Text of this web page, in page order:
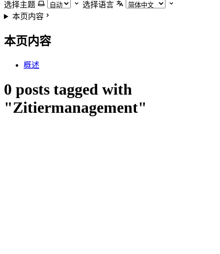
选择主题
选择语言
本页内容
本页内容
概述
0 posts tagged with
"Zitiermanagement"